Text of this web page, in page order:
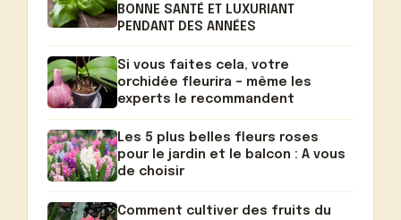
BONNE SANTÉ ET LUXURIANT
PENDANT DES ANNÉES
Si vous faites cela, votre
orchidée fleurira – même les
experts le recommandent
Les 5 plus belles fleurs roses
pour le jardin et le balcon : A vous
de choisir
Comment cultiver des fruits du